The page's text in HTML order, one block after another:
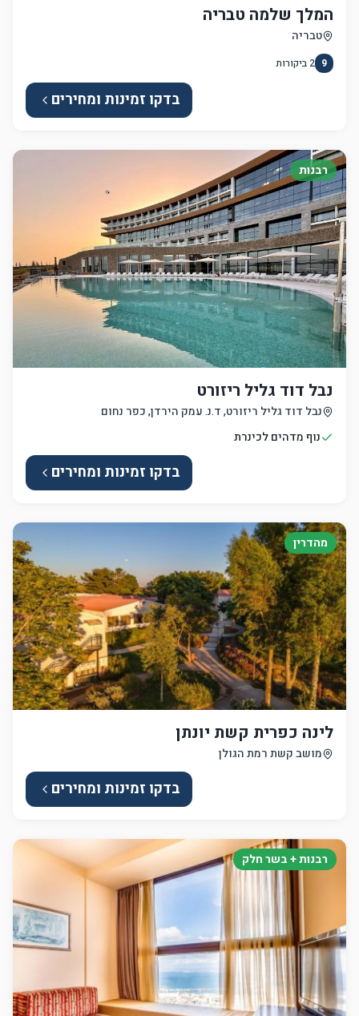
המלך שלמה טבריה
טבריה
9
2 ביקורות
בדקו זמינות ומחירים
רבנות
נבל דוד גליל ריזורט
נבל דוד גליל ריזורט, ד.נ. עמק הירדן, כפר נחום
נוף מדהים לכינרת
בדקו זמינות ומחירים
מהדרין
לינה כפרית קשת יונתן
מושב קשת רמת הגולן
בדקו זמינות ומחירים
רבנות + בשר חלק